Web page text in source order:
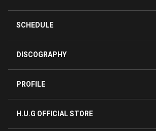
SCHEDULE
DISCOGRAPHY
PROFILE
H.U.G OFFICIAL STORE